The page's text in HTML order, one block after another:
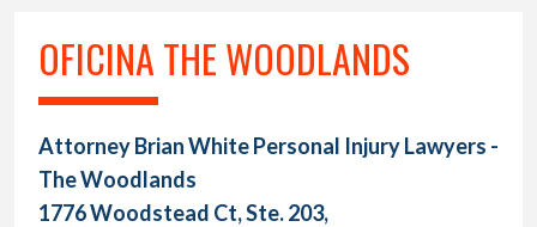
OFICINA THE WOODLANDS
Attorney Brian White Personal Injury Lawyers -
The Woodlands
1776 Woodstead Ct, Ste. 203,